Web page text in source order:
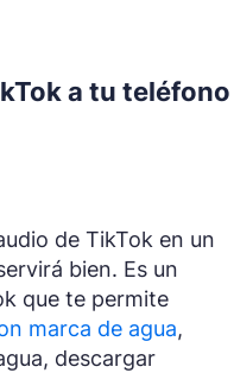
a tu teléfono
de TikTok en un
bien. Es un
que te permite
marca de agua,
descargar